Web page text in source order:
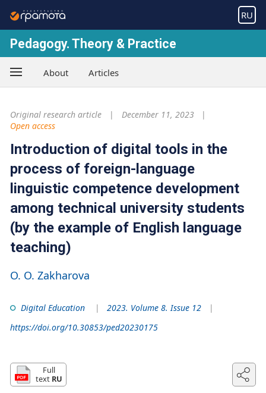
RU
Pedagogy. Theory & Practice
About Articles
Original research article
December 11, 2023
Open access
Introduction of digital tools in the
process of foreign-language
linguistic competence development
among technical university students
(by the example of English language
teaching)
O. O. Zakharova
Digital Education
2023. Volume 8. Issue 12
https://doi.org/10.30853/ped20230175
Full
text RU